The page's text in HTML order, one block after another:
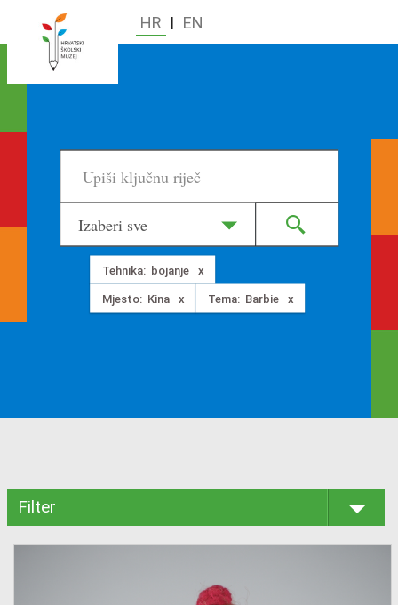
HR | EN
Izaberi sve
Tehnika: bojanje
Mjesto: Kina Tema: Barbie
Filter